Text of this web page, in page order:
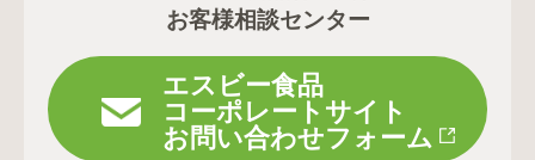
お客様相談センター
エスビー食品
コーポレートサイト
お問い合わせフォーム